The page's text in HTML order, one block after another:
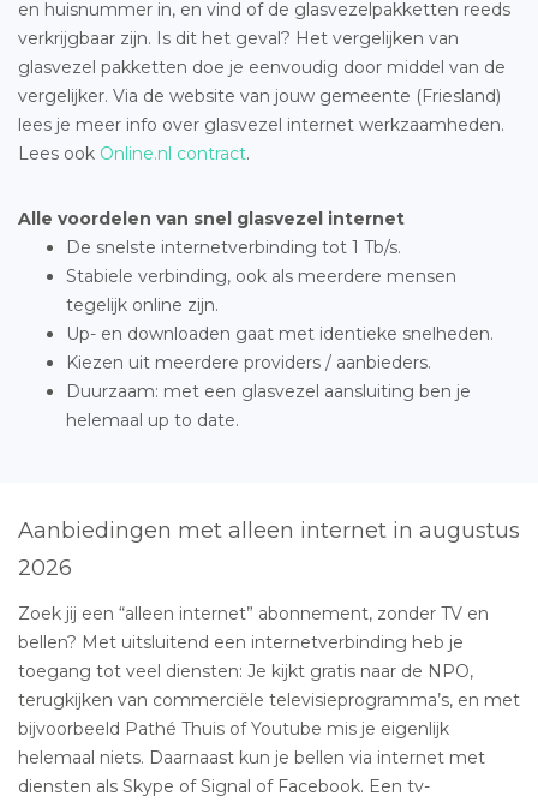
en huisnummer in, en vind of de glasvezelpakketten reeds
verkrijgbaar zijn. Is dit het geval? Het vergelijken van
glasvezel pakketten doe je eenvoudig door middel van de
vergelijker. Via de website van jouw gemeente (Friesland)
lees je meer info over glasvezel internet werkzaamheden.
Lees ook Online.nl contract.
Alle voordelen van snel glasvezel internet
De snelste internetverbinding tot 1 Tb/s.
Stabiele verbinding, ook als meerdere mensen
tegelijk online zijn.
Up- en downloaden gaat met identieke snelheden.
Kiezen uit meerdere providers / aanbieders.
Duurzaam: met een glasvezel aansluiting ben je
helemaal up to date.
Aanbiedingen met alleen internet in augustus
2026
Zoek jij een “alleen internet” abonnement, zonder TV en
bellen? Met uitsluitend een internetverbinding heb je
toegang tot veel diensten: Je kijkt gratis naar de NPO,
terugkijken van commerciële televisieprogramma’s, en met
bijvoorbeeld Pathé Thuis of Youtube mis je eigenlijk
helemaal niets. Daarnaast kun je bellen via internet met
diensten als Skype of Signal of Facebook. Een tv-